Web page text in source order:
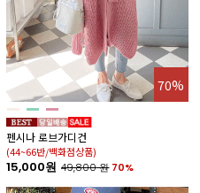
70%
펜시나 로브가디건
(44~66반/백화점상품)
15,000원 49,800원 70%